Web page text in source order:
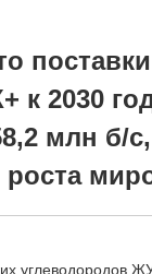
к 2030
млн б/